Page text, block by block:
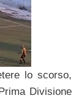
lo scorso,
Divisione